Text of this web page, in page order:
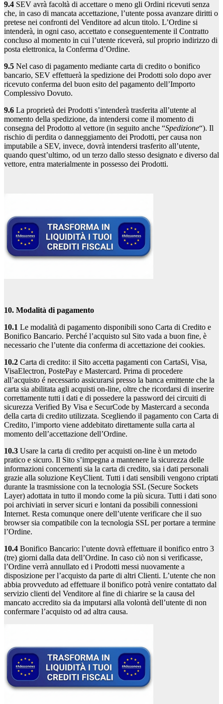
9.4 SEV avrà facoltà di accettare o meno gli Ordini ricevuti senza
che, in caso di mancata accettazione, l’utente possa avanzare diritti o
pretese nei confronti del Venditore ad alcun titolo. L’Ordine si
intenderà, in ogni caso, accettato e conseguentemente il Contratto
concluso al momento in cui l’utente riceverà, sul proprio indirizzo di
posta elettronica, la Conferma d’Ordine.
9.5 Nel caso di pagamento mediante carta di credito o bonifico
bancario, SEV effettuerà la spedizione dei Prodotti solo dopo aver
ricevuto conferma del buon esito del pagamento dell’Importo
Complessivo Dovuto.
9.6 La proprietà dei Prodotti s’intenderà trasferita all’utente al
momento della spedizione, da intendersi come il momento di
consegna del Prodotto al vettore (in seguito anche “Spedizione“). Il
rischio di perdita o danneggiamento dei Prodotti, per causa non
imputabile a SEV, invece, dovrà intendersi trasferito all’utente,
quando quest’ultimo, od un terzo dallo stesso designato e diverso dal
vettore, entra materialmente in possesso dei Prodotti.
10. Modalità di pagamento
10.1 Le modalità di pagamento disponibili sono Carta di Credito e
Bonifico Bancario. Perché l’acquisto sul Sito vada a buon fine, è
necessario che l’utente dia conferma di accettazione dei cookies.
10.2 Carta di credito: il Sito accetta pagamenti con CartaSi, Visa,
VisaElectron, PostePay e Mastercard. Prima di procedere
all’acquisto é necessario assicurarsi presso la banca emittente che la
carta sia abilitata agli acquisti on-line, oltre che ricordarsi di inserire
correttamente tutti i dati e di possedere la password dei circuiti di
sicurezza Verified By Visa e SecurCode by Mastercard a seconda
della carta di credito utilizzata. Scegliendo il pagamento con Carta di
Credito, l’importo viene addebitato direttamente sulla carta al
momento dell’accettazione dell’Ordine.
10.3 Usare la carta di credito per acquisti on-line è un metodo
pratico e sicuro. Il Sito s’impegna a mantenere la sicurezza delle
informazioni concernenti sia la carta di credito, sia i dati personali
grazie alla soluzione KeyClient. Tutti i dati sensibili vengono criptati
durante la trasmissione con la tecnologia SSL (Secure Sockets
Layer) adottata in tutto il mondo come la più sicura. Tutti i dati sono
poi archiviati in server sicuri e lontani da possibili connessioni
Internet. Resta comunque onere dell’utente verificare che il suo
browser sia compatibile con la tecnologia SSL per portare a termine
l’Ordine.
10.4 Bonifico Bancario: l’utente dovrà effettuare il bonifico entro 3
(tre) giorni dalla data dell’Ordine. In caso ciò non si verificasse,
l’Ordine verrà annullato ed i Prodotti messi nuovamente a
disposizione per l’acquisto da parte di altri Clienti. L’utente che non
abbia provveduto ad effettuare il bonifico potrà venire contattato dal
servizio clienti del Venditore al fine di chiarire se la causa del
mancato accredito sia da imputarsi alla volontà dell’utente di non
confermare l’acquisto od ad altra causa.